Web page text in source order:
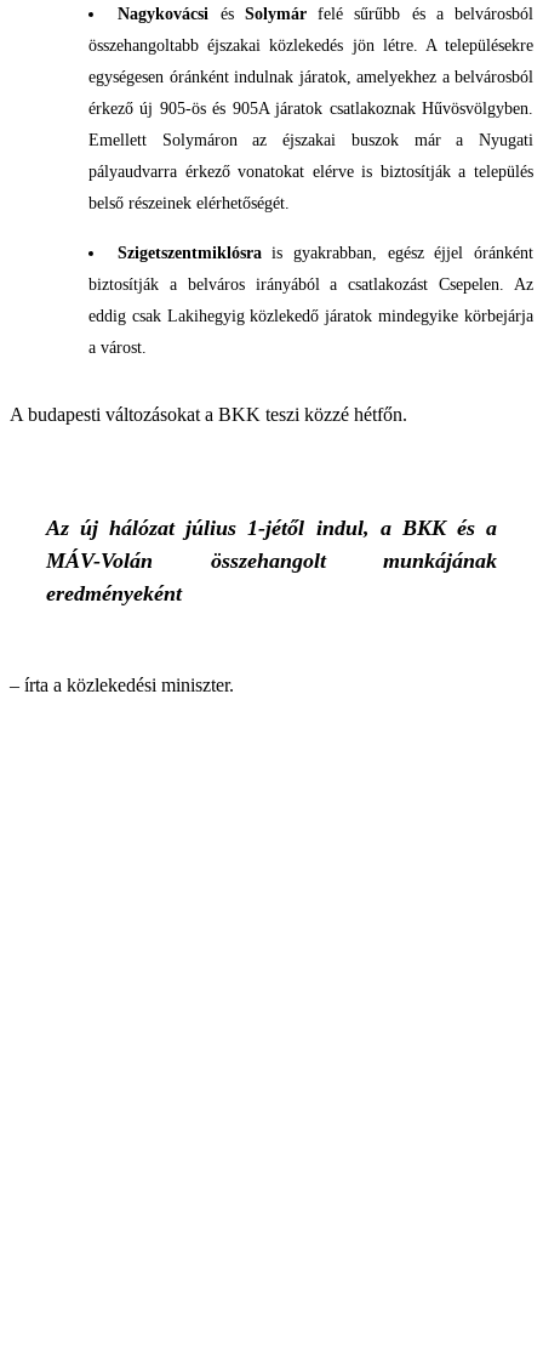
Nagykovácsi és Solymárfelé sűrűbb és a belvárosból
összehangoltabb éjszakai közlekedés jön létre. A településekre
egységesen óránként indulnak járatok, amelyekhez a belvárosból
érkező új 905-ös és 905A járatok csatlakoznak Hűvösvölgyben.
Emellett Solymáron az éjszakai buszok már a Nyugati
pályaudvarra érkező vonatokat elérve is biztosítják a település
belső részeinek elérhetőségét.
Szigetszentmiklósrais gyakrabban, egész éjjel óránként
biztosítják a belváros irányából a csatlakozást Csepelen. Az
eddig csak Lakihegyig közlekedő járatok mindegyike körbejárja
a várost.
A budapesti változásokat a BKK teszi közzé hétfőn.
Az új hálózat július 1-jétől indul, a BKK és a
MÁV-Volán összehangolt munkájának
eredményeként
– írta a közlekedési miniszter.